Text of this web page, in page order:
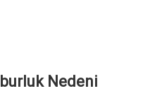
Nedeni